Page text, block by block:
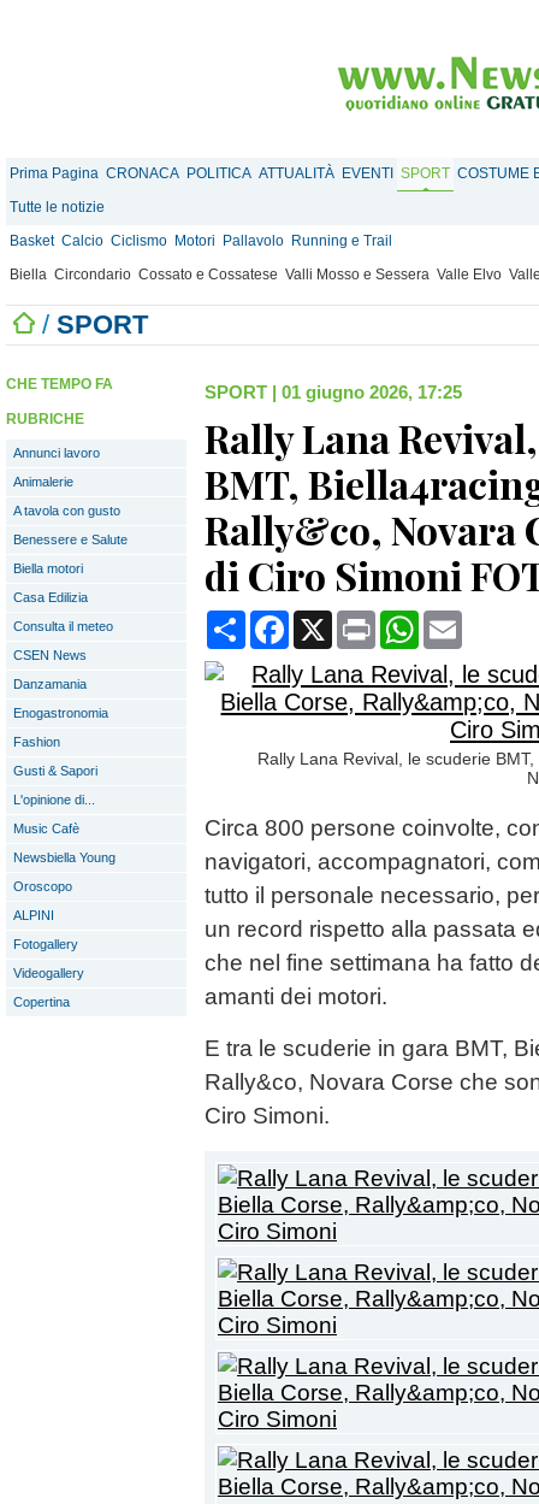
Prima Pagina CRONACA POLITICA ATTUALITÀ EVENTI SPORT COSTUME
Tutte le notizie
Basket Calcio Ciclismo Motori Pallavolo Running e Trail
Biella Circondario Cossato e Cossatese Valli Mosso e Sessera Valle Elvo
/ SPORT
CHE TEMPO FA
RUBRICHE
Annunci lavoro
Animalerie
A tavola con gusto
Benessere e Salute
Biella motori
Casa Edilizia
Consulta il meteo
CSEN News
Danzamania
Enogastronomia
Fashion
Gusti & Sapori
L'opinione di...
Music Cafè
Newsbiella Young
Oroscopo
ALPINI
Fotogallery
Videogallery
Copertina
SPORT | 01 giugno 2026, 17:25
Rally Lana
BMT,
Rally&co, Novara
di Ciro Simoni
CondividiFacebook
X Print WhatsApp
Rally Lana Revival, le scuderie
Circa 800 persone coinvolte,
navigatori, accompagnatori,
tutto il personale necessario,
un record rispetto alla passata
che nel fine settimana ha fatto
amanti dei motori.
E tra le scuderie in gara BMT,
Rally&co, Novara Corse che
Ciro Simoni.